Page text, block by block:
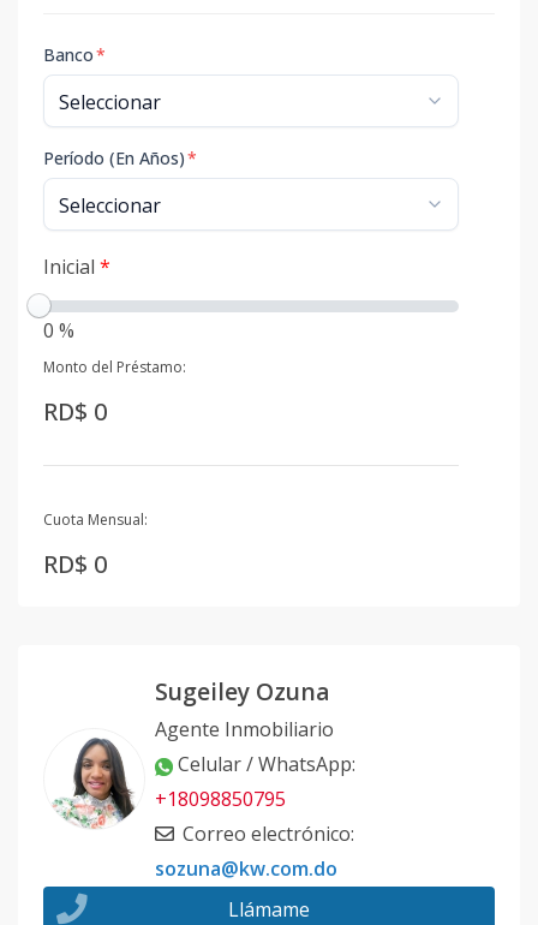
Banco*
Período (En Años)*
Inicial *
0 %
Monto del Préstamo:
RD$ 0
Cuota Mensual:
RD$ 0
Sugeiley Ozuna
Agente Inmobiliario
Celular / WhatsApp:
+18098850795
Correo electrónico:
sozuna@kw.com.do
Llámame